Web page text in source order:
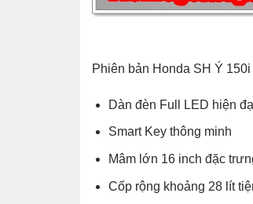
Phiên bản Honda SH Ý
Dàn đèn Full LED hiện
Smart Key thông minh
Mâm lớn 16 inch đặc
Cốp rộng khoảng 28 lít